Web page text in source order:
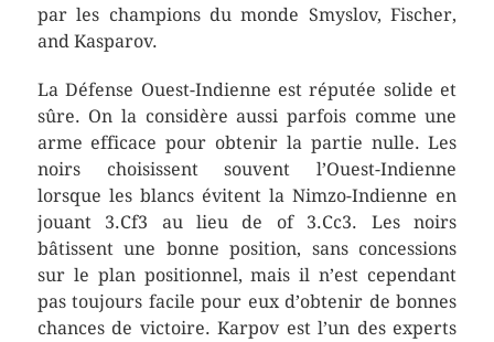
par les champions du monde Smyslov, Fischer,
and Kasparov.
La Défense Ouest-Indienne est réputée solide et
sûre. On la considère aussi parfois comme une
arme efficace pour obtenir la partie nulle. Les
noirs choisissent souvent l’Ouest-Indienne
lorsque les blancs évitent la Nimzo-Indienne en
jouant 3.Cf3 au lieu de of 3.Cc3. Les noirs
bâtissent une bonne position, sans concessions
sur le plan positionnel, mais il n’est cependant
pas toujours facile pour eux d’obtenir de bonnes
chances de victoire. Karpov est l’un des experts